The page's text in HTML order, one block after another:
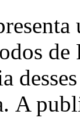
de
A